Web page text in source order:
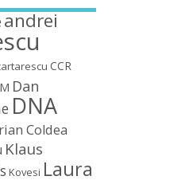
andrei
CCR
Dan
DNA
Coldea
Klaus
Kovesi Laura